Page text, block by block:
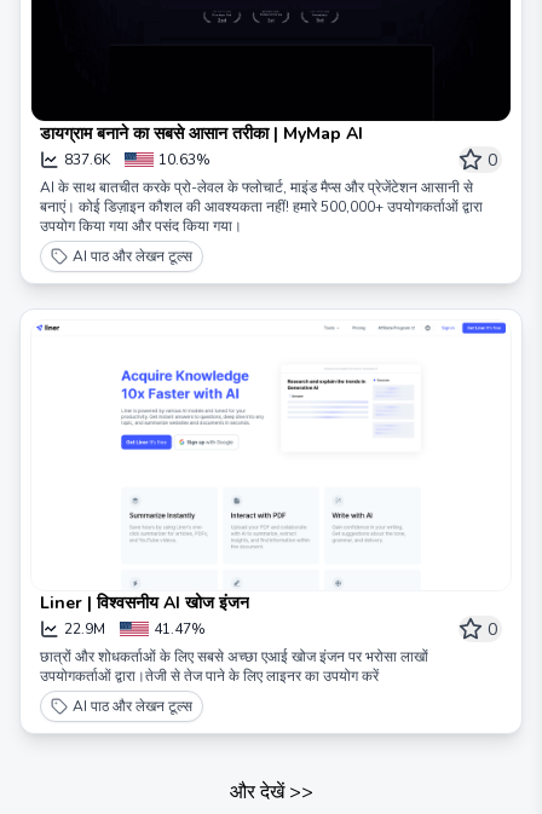
डायग्राम बनाने का सबसे आसान तरीका | MyMap AI
837.6K 10.63% 0
AI के साथ बातचीत करके प्रो-लेवल के फ्लोचार्ट, माइंड मैप्स और प्रेजेंटेशन आसानी से
बनाएं। कोई डिज़ाइन कौशल की आवश्यकता नहीं! हमारे 500,000+ उपयोगकर्ताओं द्वारा
उपयोग किया गया और पसंद किया गया।
AI पाठ और लेखन टूल्स
Liner | विश्वसनीय AI खोज इंजन
22.9M 41.47% 0
छात्रों और शोधकर्ताओं के लिए सबसे अच्छा एआई खोज इंजन पर भरोसा लाखों
उपयोगकर्ताओं द्वारा।तेजी से तेज पाने के लिए लाइनर का उपयोग करें
AI पाठ और लेखन टूल्स
और देखें>>